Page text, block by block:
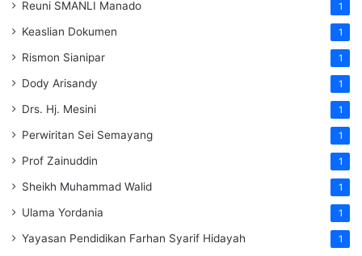
Reuni SMANLI Manado 1
Keaslian Dokumen 1
Rismon Sianipar 1
Dody Arisandy 1
Drs. Hj. Mesini 1
Perwiritan Sei Semayang 1
Prof Zainuddin 1
Sheikh Muhammad Walid 1
Ulama Yordania 1
Yayasan Pendidikan Farhan Syarif Hidayah 1